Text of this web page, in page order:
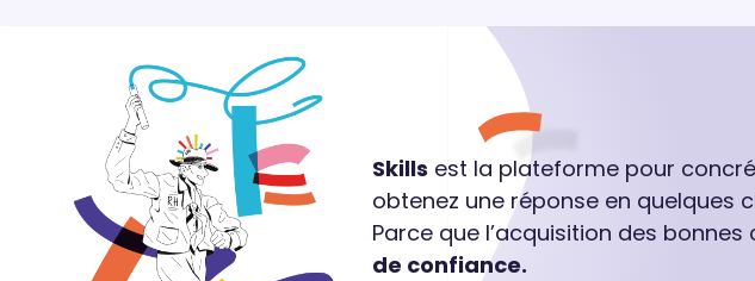
Skills est la plateforme pour
obtenez une réponse en quelques
Parce que l’acquisition des
de confiance.